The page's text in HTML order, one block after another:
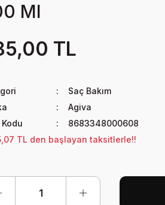
Ml
TL
Saç Bakım
Agiva
8683348000608
TL den başlayan taksitlerle!!